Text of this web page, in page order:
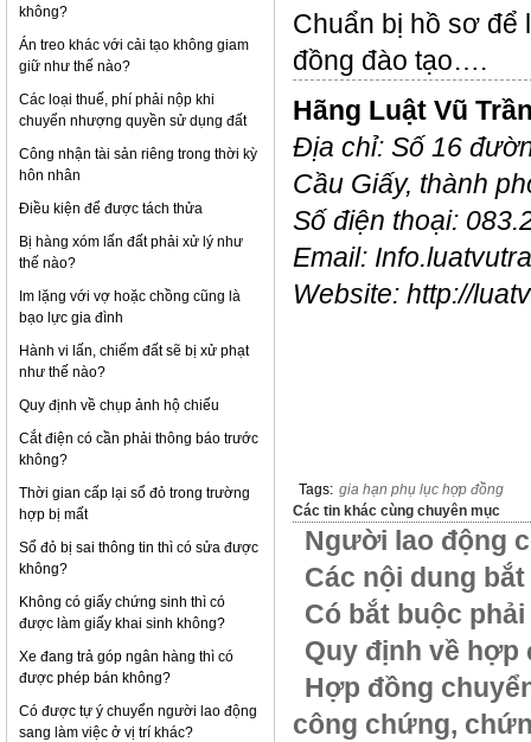
không?
Án treo khác với cải tạo không giam
giữ như thế nào?
Các loại thuế, phí phải nộp khi
chuyển nhượng quyền sử dụng đất
Công nhận tài sản riêng trong thời kỳ
hôn nhân
Điều kiện để được tách thửa
Bị hàng xóm lấn đất phải xử lý như
thế nào?
Im lặng với vợ hoặc chồng cũng là
bạo lực gia đình
Hành vi lấn, chiếm đất sẽ bị xử phạt
như thế nào?
Quy định về chụp ảnh hộ chiếu
Cắt điện có cần phải thông báo trước
không?
Thời gian cấp lại sổ đỏ trong trường
hợp bị mất
Sổ đỏ bị sai thông tin thì có sửa được
không?
Không có giấy chứng sinh thì có
được làm giấy khai sinh không?
Xe đang trả góp ngân hàng thì có
được phép bán không?
Có được tự ý chuyển người lao động
sang làm việc ở vị trí khác?
Chuẩn bị hồ sơ để
đồng đào tạo….
Hãng Luật Vũ
Địa chỉ: Số 16
Cầu Giấy, thành
Số điện thoại:
Email:
Website: http://
Tags: gia hạn phụ lục hợp đồng
Các tin khác cùng chuyên mục
Người lao động
Các nội dung
Có bắt buộc
Quy định về hợp
Hợp đồng
công chứng,